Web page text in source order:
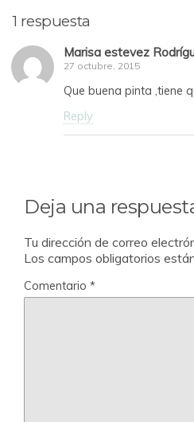
1 respuesta
Marisa estevez
27 octubre, 2015
Que buena pinta ,tiene
Reply
Deja una
Tu dirección de correo
Los campos obligatorios
Comentario *